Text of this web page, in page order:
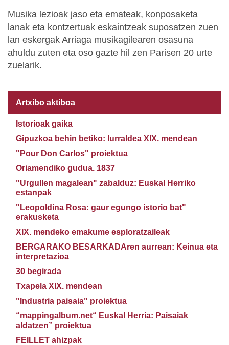
Musika lezioak jaso eta emateak, konposaketa
lanak eta kontzertuak eskaintzeak suposatzen zuen
lan eskergak Arriaga musikagilearen osasuna
ahuldu zuten eta oso gazte hil zen Parisen 20 urte
zuelarik.
Artxibo aktiboa
Istorioak gaika
Gipuzkoa behin betiko: lurraldea XIX. mendean
"Pour Don Carlos" proiektua
Oriamendiko gudua. 1837
"Urgullen magalean" zabalduz: Euskal Herriko
estanpak
"Leopoldina Rosa: gaur egungo istorio bat"
erakusketa
XIX. mendeko emakume esploratzaileak
BERGARAKO BESARKADAren aurrean: Keinua eta
interpretazioa
30 begirada
Txapela XIX. mendean
"Industria paisaia" proiektua
“mappingalbum.net“ Euskal Herria: Paisaiak
aldatzen” proiektua
FEILLET ahizpak